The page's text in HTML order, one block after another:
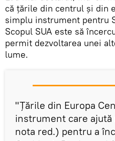
că țările din centrul și din
simplu instrument pentru
Scopul SUA este să
permit dezvoltarea unei
lume.
"Țările din Europa
instrument care
nota red.) pentru a